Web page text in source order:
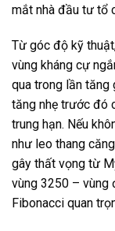
mắt nhà đầu tư tổ
Từ góc độ kỹ
vùng kháng cự
qua trong lần tăng
tăng nhẹ trước đó
trung hạn. Nếu
như leo thang
gây thất vọng từ
vùng 3250 – vùng
Fibonacci quan